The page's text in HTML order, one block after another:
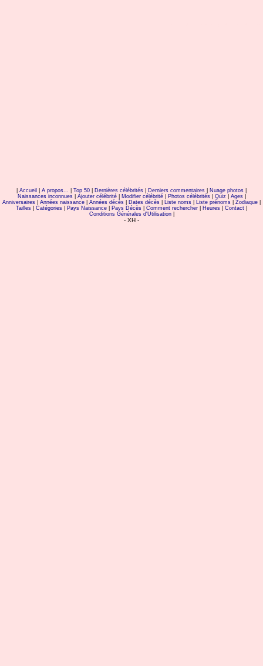
Accueil A propos... Top 50 Dernières célébrités Derniers commentaires Nuage photos
Naissances inconnues| Ajouter célébrité| Modifier célébrité| Photos célébrités| Quiz Ages|
Anniversaires
Années naissance Années décès Dates décès Liste noms Liste prénoms Zodiaque
Tailles
Catégories Pays Naissance Pays Décès Comment rechercher Heures Contact
Conditions Générales d'Utilisation|
- XH -